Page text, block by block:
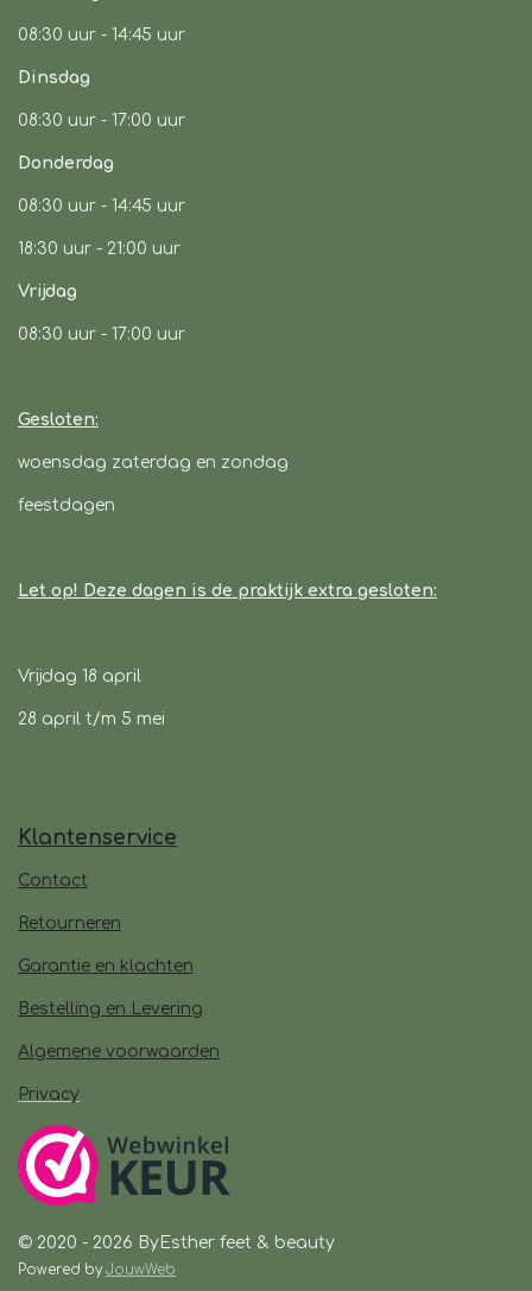
08:30 uur - 14:45 uur
Dinsdag
08:30 uur - 17:00 uur
Donderdag
08:30 uur - 14:45 uur
18:30 uur - 21:00 uur
Vrijdag
08:30 uur - 17:00 uur
Gesloten:
woensdag zaterdag en zondag
feestdagen
Let op! Deze dagen is de praktijk extra gesloten:
Vrijdag 18 april
28 april t/m 5 mei
Klantenservice
Contact
Retourneren
Garantie en klachten
Bestelling en Levering
Algemene voorwaarden
Privacy
© 2020 - 2026 ByEsther feet & beauty
Powered byJouwWeb